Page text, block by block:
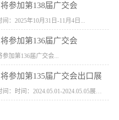
参加第138届广交会
间：2025年10月31日-11月4日...
参加第136届广交会
加第136届广交会...
参加第135届广交会出口展
展会时间：时间：2024.05.01-2024.05.05展会地址：中国进出口商品交易会展馆福建康莱宝公司展位号12.1G37-38、H11-12，浙江康莱宝展位号17.1B23-24、C19-20...